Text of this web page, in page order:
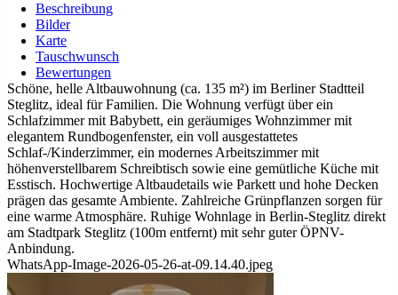
Beschreibung
Bilder
Karte
Tauschwunsch
Bewertungen
Schöne, helle Altbauwohnung (ca. 135 m²) im Berliner Stadtteil
Steglitz, ideal für Familien. Die Wohnung verfügt über ein
Schlafzimmer mit Babybett, ein geräumiges Wohnzimmer mit
elegantem Rundbogenfenster, ein voll ausgestattetes
Schlaf-/Kinderzimmer, ein modernes Arbeitszimmer mit
höhenverstellbarem Schreibtisch sowie eine gemütliche Küche mit
Esstisch. Hochwertige Altbaudetails wie Parkett und hohe Decken
prägen das gesamte Ambiente. Zahlreiche Grünpflanzen sorgen für
eine warme Atmosphäre. Ruhige Wohnlage in Berlin-Steglitz direkt
am Stadtpark Steglitz (100m entfernt) mit sehr guter ÖPNV-
Anbindung.
WhatsApp-Image-2026-05-26-at-09.14.40.jpeg